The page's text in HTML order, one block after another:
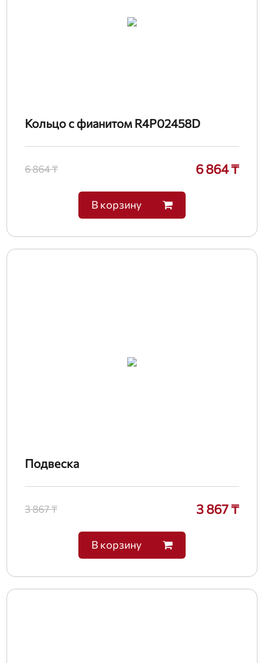
Кольцо с фианитом R4P02458D
6 864 ₸ 6 864 ₸
В корзину
Подвеска
3 867 ₸ 3 867 ₸
В корзину